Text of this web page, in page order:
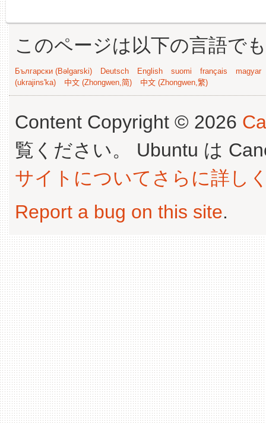
このページは以下の言語で
Български (Bəlgarski) Deutsch English suomi français
magyar
(ukrajins'ka)
中文 (Zhongwen,简) 中文 (Zhongwen,繁)
Content Copyright © 2026
覧ください。 Ubuntu は
サイトについてさらに詳し
Report a bug on this site.